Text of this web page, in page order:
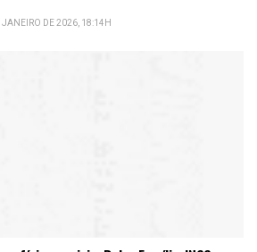
JANEIRO DE 2026, 18:14H